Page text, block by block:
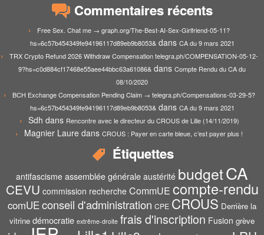
Commentaires récents
Free Sex. Chat me → graph.org/The-Best-AI-Sex-Girlfriend-05-11?
hs=6c57b454349fe94196117d89eb9b8053&dans CA du 9 mars 2021
TRX Crypto Refund 2026 Withdraw Compensation telegra.ph/COMPENSATION-05-12-
9?hs=c0d884cf17468e55aee44bbc63a61086& dans Compte Rendu du CA du
08/10/2020
BCH Exchange Compensation Pending Claim → telegra.ph/Compensations-03-29-5?
hs=6c57b454349fe94196117d89eb9b8053&dans CA du 9 mars 2021
Sdh dans Rencontre avec le directeur du CROUS de Lille (14/11/2019)
Magnier Laure dans CROUS : Payer en carte bleue, c’est payer plus !
Étiquettes
antifascisme assemblée générale austérité budgetCA
CEVU commission recherche CommUE compte-rendu
comUEconseil d'administration CPE CROUS Derrière la
vitrine démocratie extrême-droite frais d'inscription Fusion grève